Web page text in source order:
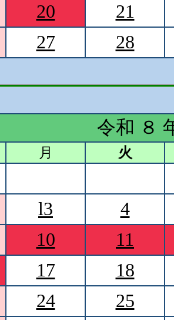
20
21
27 28
令和 ８
月 火
l3
4
10
11
17
18
24
25